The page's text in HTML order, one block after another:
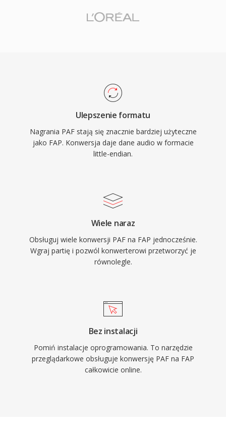
Ulepszenie formatu
Nagrania PAF stają się znacznie bardziej użyteczne
jako FAP. Konwersja daje dane audio w formacie
little-endian.
Wiele naraz
Obsługuj wiele konwersji PAF na FAP jednocześnie.
Wgraj partię i pozwól konwerterowi przetworzyć je
równolegle.
Bez instalacji
Pomiń instalacje oprogramowania. To narzędzie
przeglądarkowe obsługuje konwersję PAF na FAP
całkowicie online.